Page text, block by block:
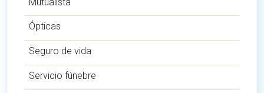
Ópticas
Seguro de vida
Servicio fúnebre